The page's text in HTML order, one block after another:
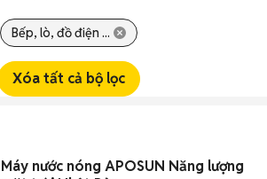
Bếp, lò, đồ điện ...
Xóa tất cả bộ lọc
Máy nước nóng APOSUN Năng lượng